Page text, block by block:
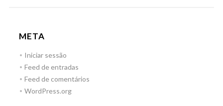
META
Iniciar sessão
Feed de entradas
Feed de comentários
WordPress.org